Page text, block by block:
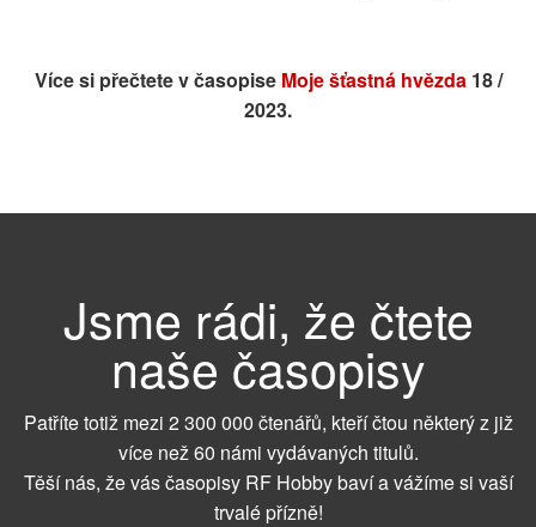
Více si přečtete v časopise Moje šťastná hvězda18 /
2023.
Jsme rádi, že čtete
naše časopisy
Patříte totiž mezi 2 300 000 čtenářů, kteří čtou některý z již
více než 60 námi vydávaných titulů.
Těší nás, že vás časopisy RF Hobby baví a vážíme si vaší
trvalé přízně!